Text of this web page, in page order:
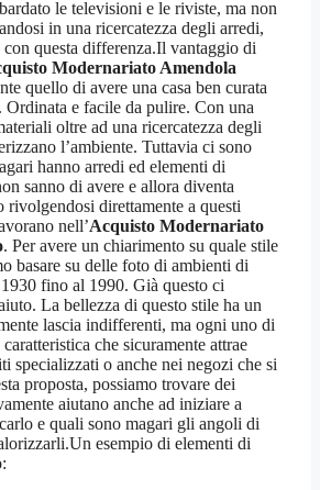
le televisioni e le riviste, ma non
in una ricercatezza degli arredi,
con questa differenza.Il vantaggio di
Modernariato Amendola
quello di avere una casa ben curata
e facile da pulire. Con una
oltre ad una ricercatezza degli
l’ambiente. Tuttavia ci sono
hanno arredi ed elementi di
sanno di avere e allora diventa
rivolgendosi direttamente a questi
nell’Acquisto Modernariato
. Per avere un chiarimento su quale stile
basare su delle foto di ambienti di
fino al 1990. Già questo ci
La bellezza di questo stile ha un
lascia indifferenti, ma ogni uno di
che sicuramente attrae
specializzati o anche nei negozi che si
proposta, possiamo trovare dei
aiutano anche ad iniziare a
e quali sono magari gli angoli di
esempio di elementi di